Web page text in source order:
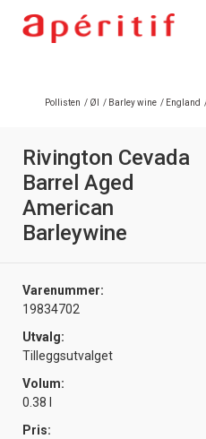
Pollisten / Øl / Barley wine / England
Rivington Cevada
Barrel Aged
American
Barleywine
Varenummer:
19834702
Utvalg:
Tilleggsutvalget
Volum:
0.38 l
Pris: